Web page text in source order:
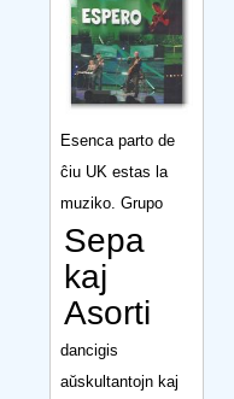
Esenca parto de
ĉiu UK estas la
muziko. Grupo
Sepa
kaj
Asorti
dancigis
aŭskultantojn kaj